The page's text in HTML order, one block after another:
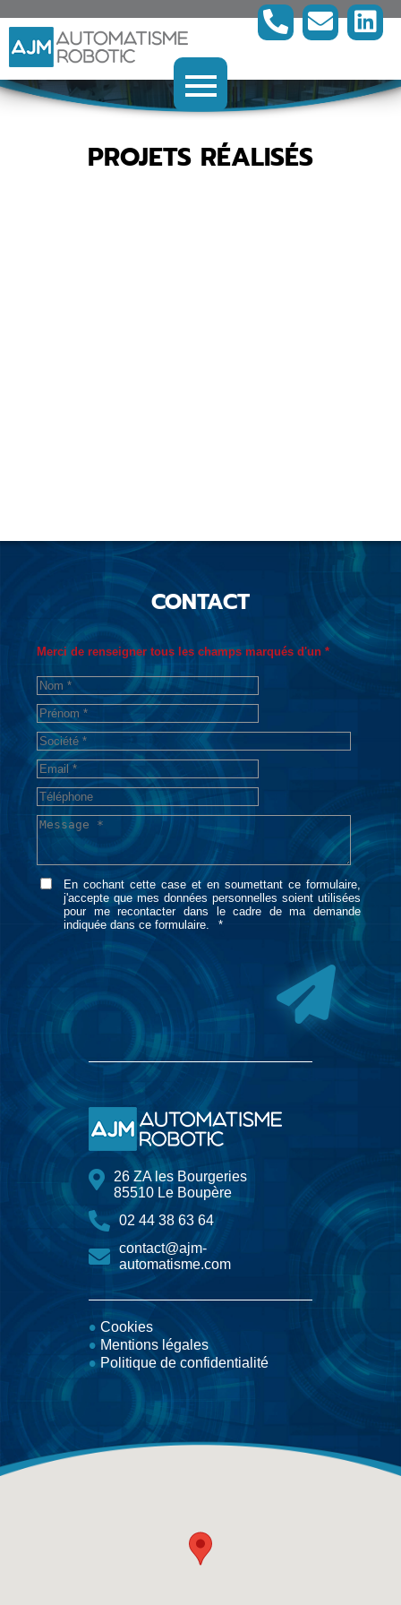
PROJETS RÉALISÉS
CONTACT
Merci de renseigner tous les champs marqués d'un *
En cochant cette case et en soumettant ce formulaire,
j'accepte que mes données personnelles soient utilisées
pour me recontacter dans le cadre de ma demande
indiquée dans ce formulaire.
26 ZA les Bourgeries
85510 Le Boupère
02 44 38 63 64
contact@ajm-
automatisme.com
Cookies
Mentions légales
Politique de confidentialité